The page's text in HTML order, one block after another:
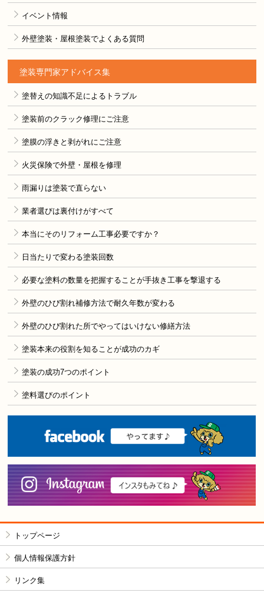
イベント情報
外壁塗装・屋根塗装でよくある質問
塗装専門家アドバイス集
塗替えの知識不足によるトラブル
塗装前のクラック修理にご注意
塗膜の浮きと剥がれにご注意
火災保険で外壁・屋根を修理
雨漏りは塗装で直らない
業者選びは裏付けがすべて
本当にそのリフォーム工事必要ですか？
日当たりで変わる塗装回数
必要な塗料の数量を把握することが手抜き工事を撃退する
外壁のひび割れ補修方法で耐久年数が変わる
外壁のひび割れた所でやってはいけない修繕方法
塗装本来の役割を知ることが成功のカギ
塗装の成功7つのポイント
塗料選びのポイント
トップページ
個人情報保護方針
リンク集